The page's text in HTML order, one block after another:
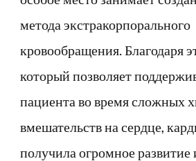
метода экстракорпорального
кровообращения. Благодаря
который позволяет
пациента во время сложных
вмешательств на сердце,
получила огромное развитие